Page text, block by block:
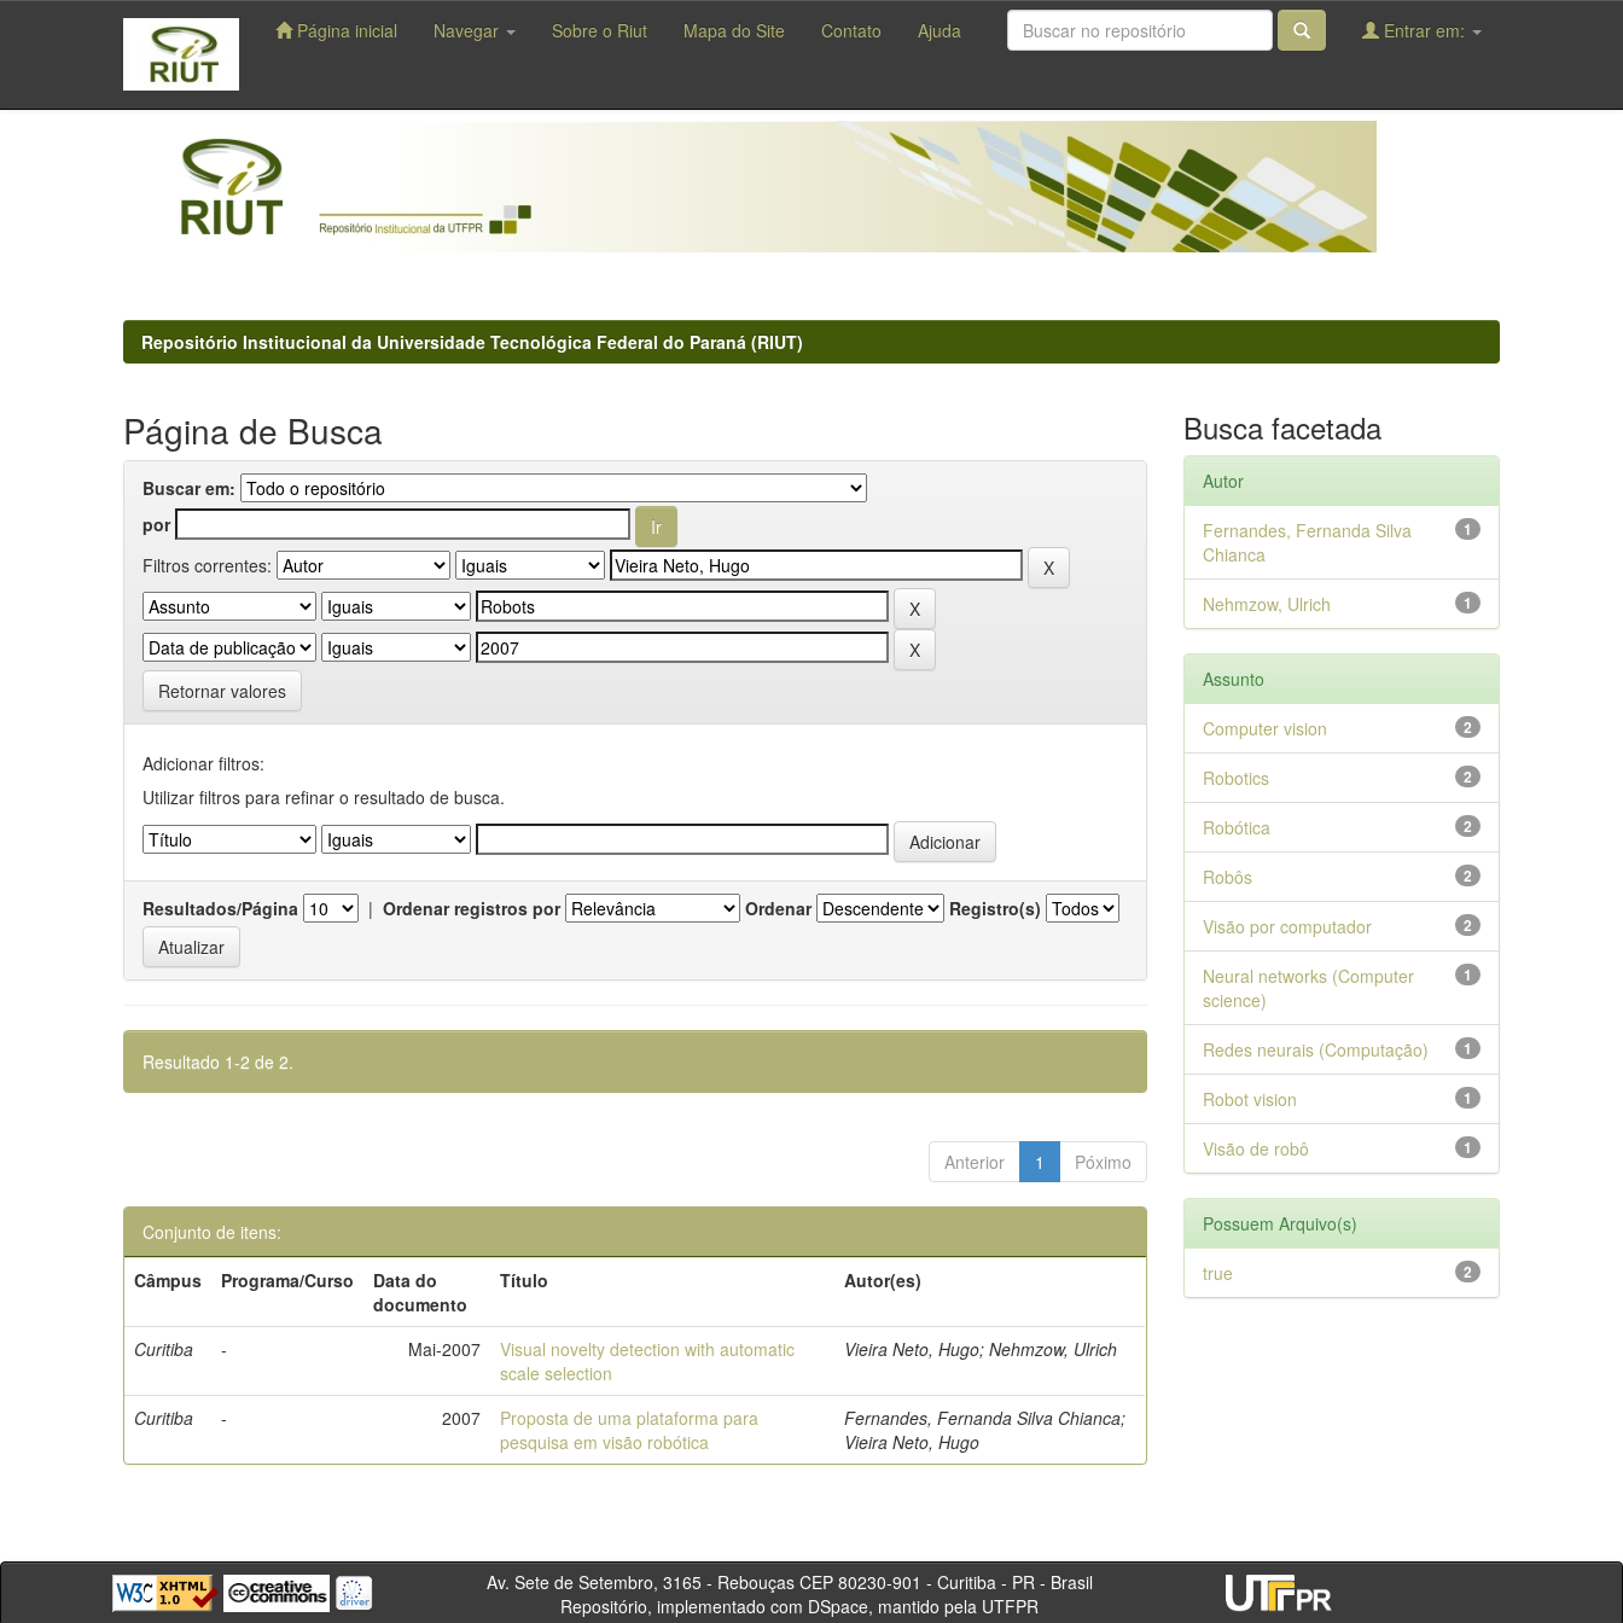
navigation
Página inicial Navegar Sobre o Riut Mapa do Site Contato Ajuda Entrar em:
Repositório Institucional da Universidade Tecnológica Federal do Paraná (RIUT)
Página de Busca
Buscar em:
por
Filtros correntes:
Retornar valores
Adicionar filtros:
Utilizar filtros para refinar o resultado de busca.
Resultados/Página | Ordenar registros por Ordenar Registro(s)
Resultado 1-2 de 2.
Anterior 1 Póximo
Conjunto de itens:
Câmpus
Programa/Curso
Data do
documento
Título Autor(es)
Curitiba - Mai-2007
Visual novelty detection with automatic
scale selection
Vieira Neto, Hugo; Nehmzow, Ulrich
Curitiba - 2007
Proposta de uma plataforma para
pesquisa em visão robótica
Fernandes, Fernanda Silva Chianca;
Vieira Neto, Hugo
Busca facetada
Autor
1
Fernandes, Fernanda Silva
Chianca
1
Nehmzow, Ulrich
Assunto
2
Computer vision
2
Robotics
2
Robótica
2
Robôs
2
Visão por computador
1
Neural networks (Computer
science)
1
Redes neurais (Computação)
1
Robot vision
1
Visão de robô
Possuem Arquivo(s)
2
true
Av. Sete de Setembro, 3165 - Rebouças CEP 80230-901 - Curitiba - PR - Brasil
Repositório, implementado com DSpace, mantido pela UTFPR